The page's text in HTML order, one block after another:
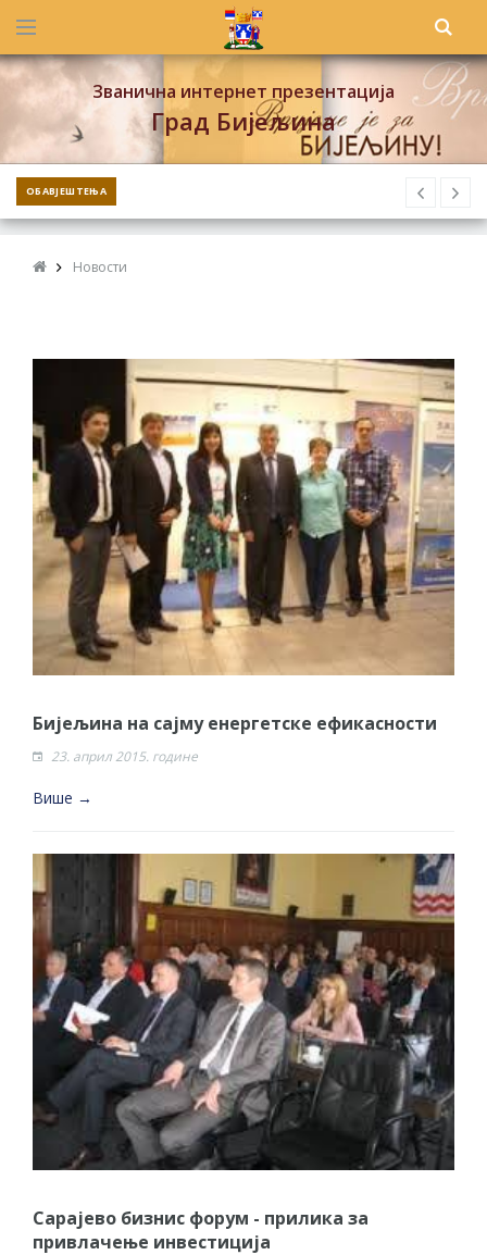
Званична интернет презентација
Град Бијељина
ОБАВЈЕШТЕЊА
Новости
Бијељина на сајму енергетске ефикасности
23. април 2015. године
Више →
Сарајево бизнис форум - прилика за
привлачење инвестиција